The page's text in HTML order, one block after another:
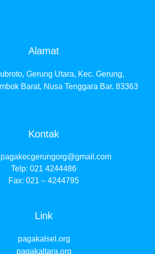
Alamat
Gerung Utara, Kec. Gerung,
Barat, Nusa Tenggara Bar. 83363
Kontak
pagakecgerungorg@gmail.com
Telp: 021 4244486
Fax: 021 – 4244795
Link
pagakalsel.org
pagakaltara.org